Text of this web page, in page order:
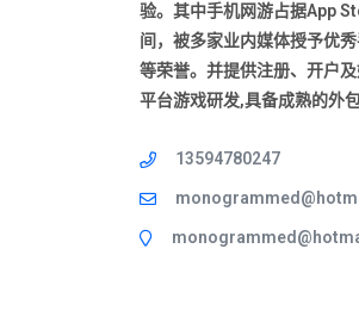
验。其中手机网游占据App
间，被多家业内媒体授予优
等荣誉。并提供注册、开户
平台游戏研发,具备成熟的外
13594780247